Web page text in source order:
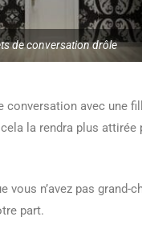
de conversation drôle
avec une
la rendra plus attirée
n’avez pas grand-
part.